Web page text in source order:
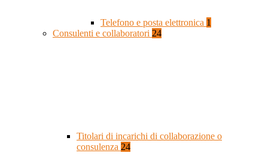
Telefono e posta elettronica 1
Consulenti e collaboratori 24
Titolari di incarichi di collaborazione o
consulenza 24